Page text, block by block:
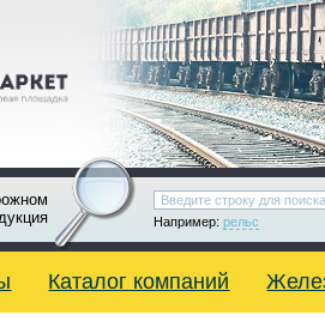
Например: рельс
Каталог компаний